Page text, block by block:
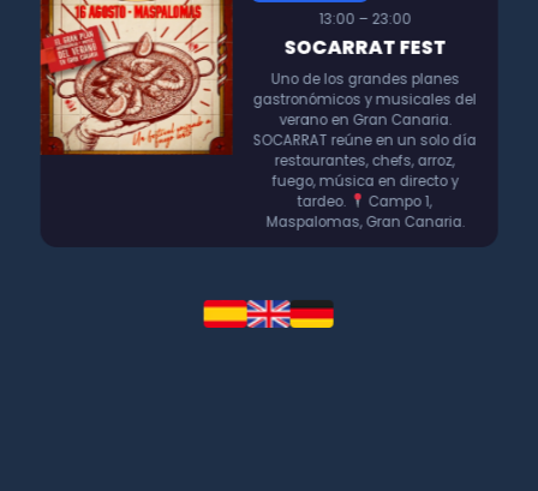
13:00 – 23:00
SOCARRAT FEST
Uno de los grandes planes
gastronómicos y musicales del
verano en Gran Canaria.
SOCARRAT reúne en un solo día
restaurantes, chefs, arroz,
fuego, música en directo y
tardeo.
Campo 1,
Maspalomas, Gran Canaria.